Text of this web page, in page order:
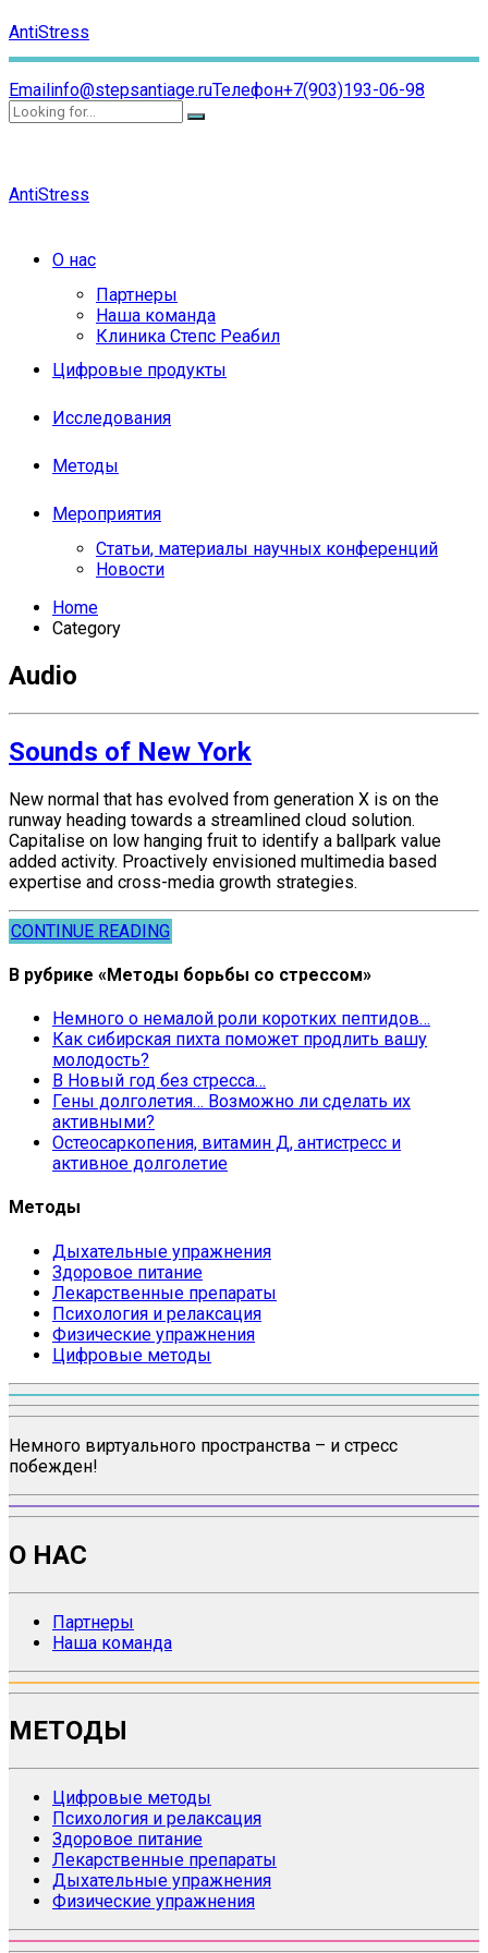
AntiStress
Emailinfo@stepsantiage.ruТелефон+7(903)193-06-98
AntiStress
О нас
Партнеры
Наша команда
Клиника Степс Реабил
Цифровые продукты
Исследования
Методы
Мероприятия
Статьи, материалы научных конференций
Новости
Home
Category
Audio
Sounds of New York
New normal that has evolved from generation X is on the
runway heading towards a streamlined cloud solution.
Capitalise on low hanging fruit to identify a ballpark value
added activity. Proactively envisioned multimedia based
expertise and cross-media growth strategies.
CONTINUE READING
В рубрике «Методы борьбы со стрессом»
Немного о немалой роли коротких пептидов…
Как сибирская пихта поможет продлить вашу
молодость?
В Новый год без стресса…
Гены долголетия… Возможно ли сделать их
активными?
Остеосаркопения, витамин Д, антистресс и
активное долголетие
Методы
Дыхательные упражнения
Здоровое питание
Лекарственные препараты
Психология и релаксация
Физические упражнения
Цифровые методы
Немного виртуального пространства – и стресс
побежден!
О НАС
Партнеры
Наша команда
МЕТОДЫ
Цифровые методы
Психология и релаксация
Здоровое питание
Лекарственные препараты
Дыхательные упражнения
Физические упражнения